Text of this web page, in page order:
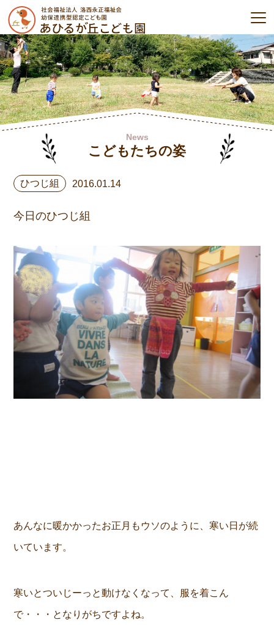
News
こどもたちの姿
ひつじ組 2016.01.14
今日のひつじ組
あんなに暖かかったお正月もウソのように、寒い日が続
いています。
寒いとついじーっと動けなくなって、服を着こん
で・・・となりがちですよね。